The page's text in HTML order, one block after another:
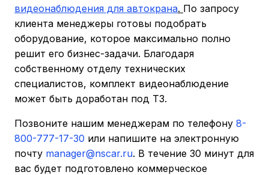
видеонаблюдения для автокрана. По запросу
клиента менеджеры готовы подобрать
оборудование, которое максимально полно
решит его бизнес-задачи. Благодаря
собственному отделу технических
специалистов, комплект видеонаблюдение
может быть доработан под ТЗ.
Позвоните нашим менеджерам по телефону 8-
800-777-17-30 или напишите на электронную
почту manager@nscar.ru. В течение 30 минут для
вас будет подготовлено коммерческое